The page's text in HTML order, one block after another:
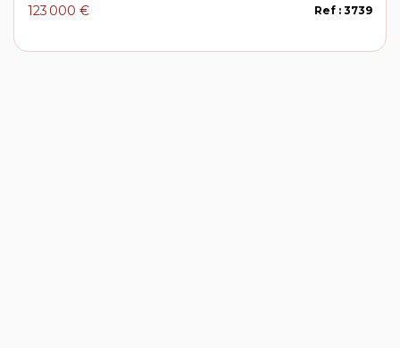
123 000 € Ref : 3739